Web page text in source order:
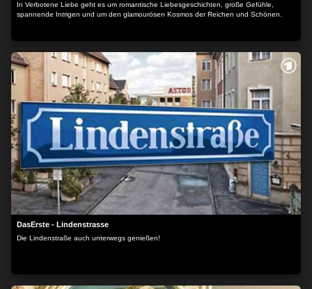
In Verbotene Liebe geht es um romantische Liebesgeschichten, große Gefühle,
spannende Intrigen und um den glamourösen Kosmos der Reichen und Schönen.
DasErste - Lindenstrasse
Die Lindenstraße auch unterwegs genießen!